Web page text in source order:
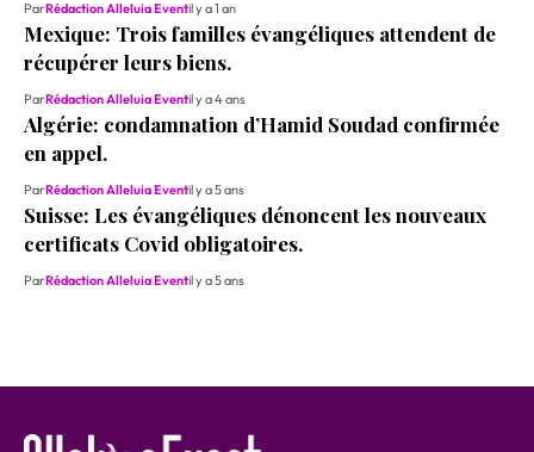
ParRédaction Alleluia Eventil y a 1 an
Mexique: Trois familles évangéliques attendent de
récupérer leurs biens.
ParRédaction Alleluia Eventil y a 4 ans
Algérie: condamnation d’Hamid Soudad confirmée
en appel.
ParRédaction Alleluia Eventil y a 5 ans
Suisse: Les évangéliques dénoncent les nouveaux
certificats Covid obligatoires.
ParRédaction Alleluia Eventil y a 5 ans